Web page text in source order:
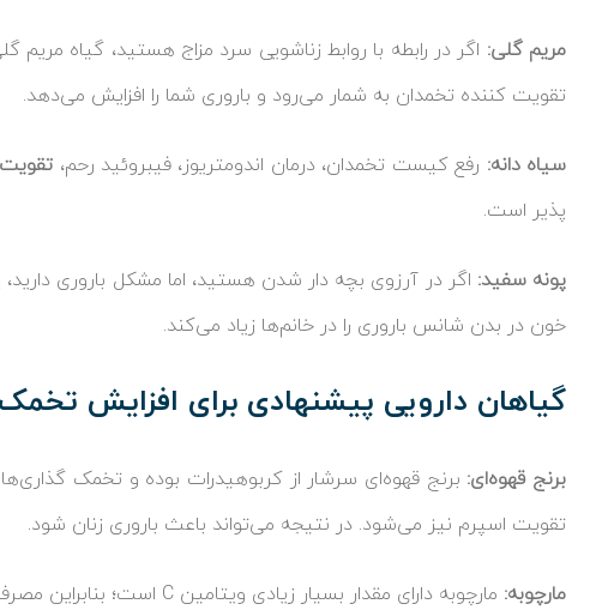
مریم گلی: اگر در رابطه با روابط زناشویی سرد مزاج هستید، گیاه مریم
تقویت کننده تخمدان به شمار می‌رود و باروری شما را افزایش می‌دهد.
سیاه دانه: رفع کیست تخمدان، درمان اندومتریوز، فیبروئید رحم،
پذیر است.
پونه سفید: اگر در آرزوی بچه دار شدن هستید، اما مشکل باروری
خون در بدن شانس باروری را در خانم‌ها زیاد می‌کند.
گیاهان دارویی پیشنهادی برای افزایش
برنج قهوه‌ای: برنج قهوه‌ای سرشار از کربوهیدرات بوده و تخمک‌
تقویت اسپرم نیز می‌شود. در نتیجه می‌تواند باعث باروری زنان شود.
مارچوبه: مارچوبه دارای مقدار بسیار زیادی ویتامین C است؛ بنابراین مصرف آن به